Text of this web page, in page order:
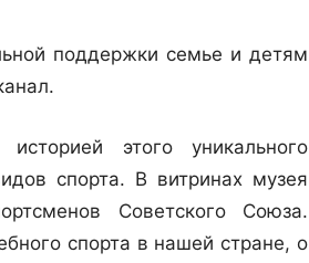
поддержки семье и детям
этого уникального
спорта. В витринах музея
Советского Союза.
спорта в нашей стране, о